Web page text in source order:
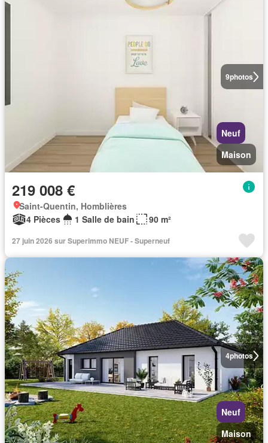
9photos
Neuf
Maison
219 008 €
Saint-Quentin, Homblières
4 Pièces
1 Salle de bain 90 m²
27 juin 2026 sur Superimmo NEUF - Superneuf
4photos
Neuf
Maison